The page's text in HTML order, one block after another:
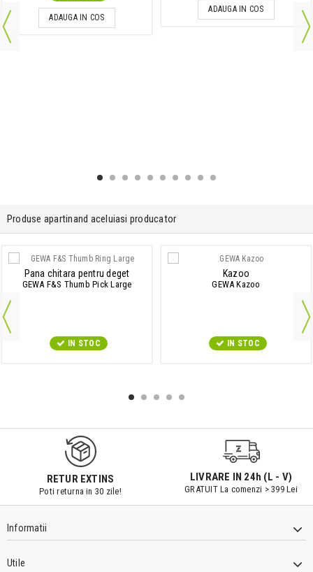
ADAUGA IN COS
ADAUGA IN COS
Produse apartinand aceluiasi producator
Pana chitara pentru deget
GEWA F&S Thumb Pick Large
IN STOC
Kazoo
GEWA Kazoo
IN STOC
RETUR EXTINS
Poti returna in 30 zile!
LIVRARE IN 24h (L - V)
GRATUIT La comenzi > 399 Lei
Informatii
Utile